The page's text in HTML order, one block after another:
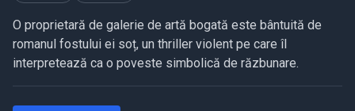
O proprietară de galerie de artă bogată este bântuită de
romanul fostului ei soț, un thriller violent pe care îl
interpretează ca o poveste simbolică de răzbunare.